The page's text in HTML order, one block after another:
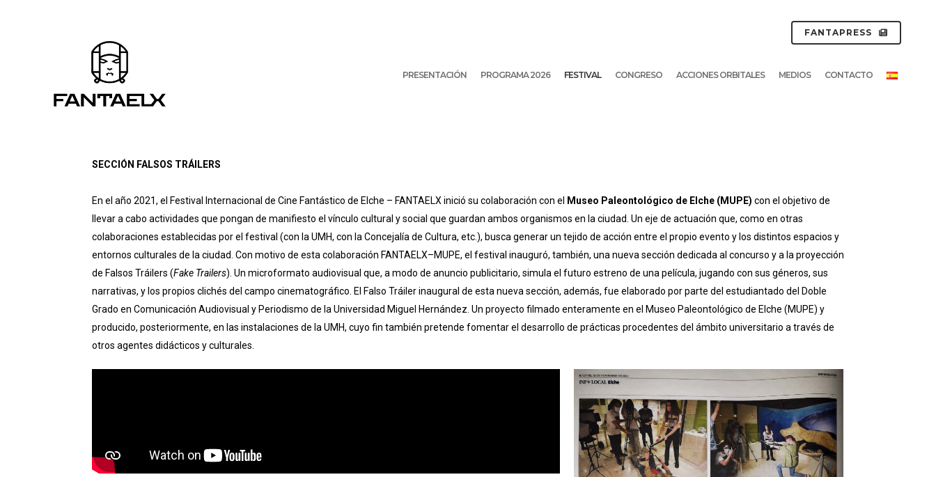
FANTAPRESS
PRESENTACIÓN PROGRAMA 2026 FESTIVAL CONGRESO ACCIONES ORBITALES MEDIOS CONTACTO
SECCIÓN FALSOS TRÁILERS
En el año 2021, el Festival Internacional de Cine Fantástico de Elche – FANTAELX inició su colaboración con el Museo Paleontológico de Elche (MUPE) con el objetivo de
llevar a cabo actividades que pongan de manifiesto el vínculo cultural y social que guardan ambos organismos en la ciudad. Un eje de actuación que, como en otras
colaboraciones establecidas por el festival (con la UMH, con la Concejalía de Cultura, etc.), busca generar un tejido de acción entre el propio evento y los distintos espacios y
entornos culturales de la ciudad. Con motivo de esta colaboración FANTAELX–MUPE, el festival inauguró, también, una nueva sección dedicada al concurso y a la proyección
de Falsos Tráilers (Fake Trailers). Un microformato audiovisual que, a modo de anuncio publicitario, simula el futuro estreno de una película, jugando con sus géneros, sus
narrativas, y los propios clichés del campo cinematográfico. El Falso Tráiler inaugural de esta nueva sección, además, fue elaborado por parte del estudiantado del Doble
Grado en Comunicación Audiovisual y Periodismo de la Universidad Miguel Hernández. Un proyecto filmado enteramente en el Museo Paleontológico de Elche (MUPE) y
producido, posteriormente, en las instalaciones de la UMH, cuyo fin también pretende fomentar el desarrollo de prácticas procedentes del ámbito universitario a través de
otros agentes didácticos y culturales.